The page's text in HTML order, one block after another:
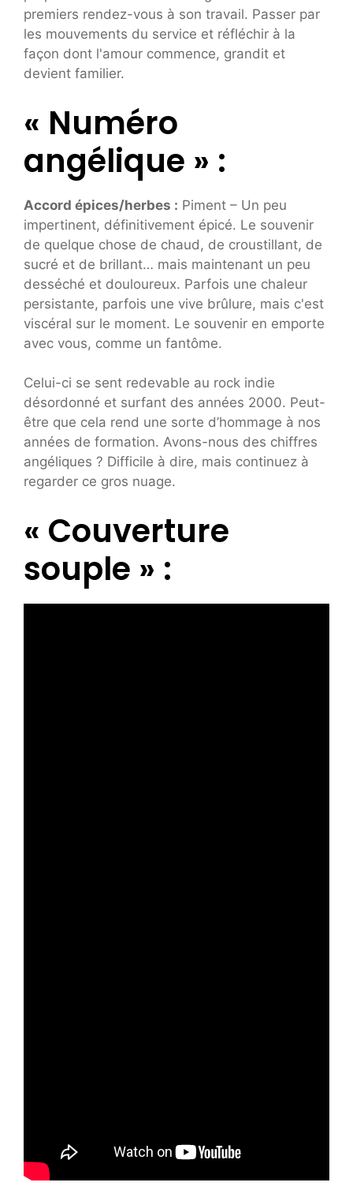
premiers rendez-vous à son travail. Passer par
les mouvements du service et réfléchir à la
façon dont l'amour commence, grandit et
devient familier.
« Numéro
angélique » :
Accord épices/herbes : Piment – ​​Un peu
impertinent, définitivement épicé. Le souvenir
de quelque chose de chaud, de croustillant, de
sucré et de brillant… mais maintenant un peu
desséché et douloureux. Parfois une chaleur
persistante, parfois une vive brûlure, mais c'est
viscéral sur le moment. Le souvenir en emporte
avec vous, comme un fantôme.
Celui-ci se sent redevable au rock indie
désordonné et surfant des années 2000. Peut-
être que cela rend une sorte d’hommage à nos
années de formation. Avons-nous des chiffres
angéliques ? Difficile à dire, mais continuez à
regarder ce gros nuage.
« Couverture
souple » :